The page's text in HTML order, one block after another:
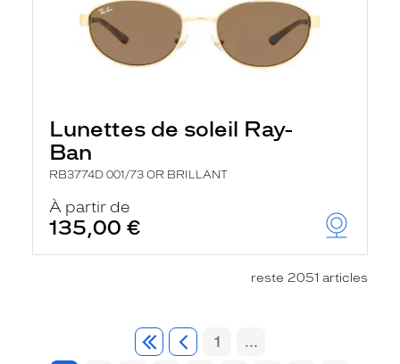
Lunettes de soleil Ray-
Ban
RB3774D 001/73 OR BRILLANT
À partir de
135,00 €
reste 2051 articles
1
...